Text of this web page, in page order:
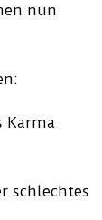
nun
Karma
schlechtes